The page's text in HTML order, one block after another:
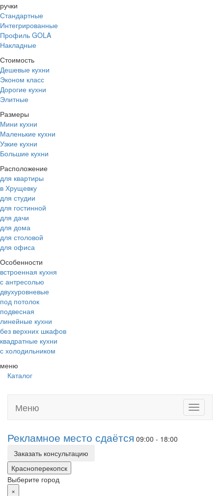
ручки
Стандартные
Интегрированные
Профиль GOLA
Накладные
Стоимость
Дешевые кухни
Эконом класс
Дорогие кухни
Элитные
Размеры
Мини кухни
Маленькие кухни
Узкие кухни
Большие кухни
Расположение
для квартиры
в Хрущевку
для студии
для гостинной
для дачи
для дома
для столовой
для офиса
Особенности
встроенная кухня
с антресолью
двухуровневые
под потолок
подвесная
линейные кухни
без верхних шкафов
квадратные кухни
с холодильником
меню
Каталог
Toggle
Меню
Рекламное место сдаётся 09:00 - 18:00
Заказать консультацию
Красноперекопск
Выберите город
×